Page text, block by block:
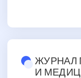
ЖУРНАЛ
И